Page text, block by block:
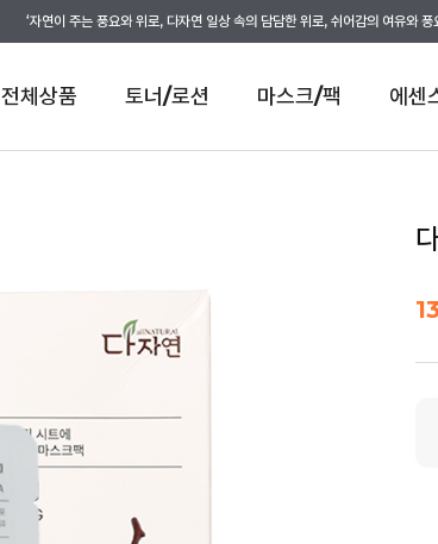
‘자연이 주는 풍요와 위로, 다자연 일상 속의 담담한 위로, 쉬어감의 여유와 풍
전체상품 토너/로션 마스크/팩 에센